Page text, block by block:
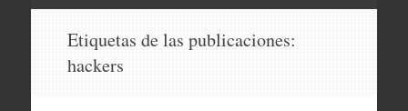
contenido
Etiquetas de las publicaciones:
hackers